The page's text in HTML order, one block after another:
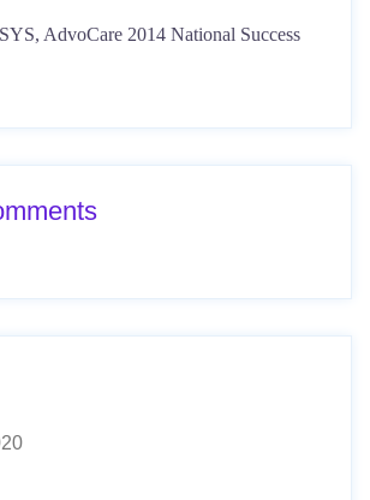
AdvoCare 2014 National Success